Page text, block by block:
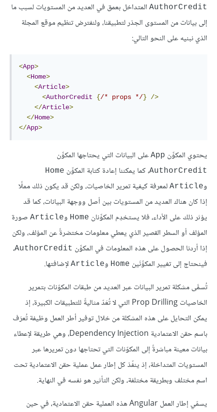
AuthorCredit المتداخل بعمق في العديد من المستويات لسبب ما
إلى بيانات من المستوى الجذر لتطبيقنا، ولنفترض تنظيم موقع المجلة
الذي نبنيه على النحو التالي:
<App>
<Home>
<Article>
<AuthorCredit {/* props */}
/>
</Article>
</Home>
</App>
يحتوي المكوِّن App على البيانات التي يحتاجها المكوِّن
AuthorCredit، كما يمكننا إعادة كتابة المكوِّن Home
وArticle لمعرفة كيفية تمرير الخاصيات، ولكن قد يكون ذلك مملًا
إذا كان هناك العديد من المستويات بين أصل ووجهة البيانات، كما قد
يؤثر ذلك على الأداء، فلا يستخدِم المكوِّنان Home وArticle صورة
المؤلف أو السطر القصير الذي يعطي معلومات مختصَرةً عن المؤلف، ولكن
إذا أردنا الحصول على هذه المعلومات في المكوِّن AuthorCredit،
فينحتاج إلى تغيير المكوِّنَين Home وArticle لإضافتها.
تُسمَّى مشكلة تمرير البيانات عبر العديد من طبقات المكوّنات بتمرير
الخاصيات Prop Drilling التي لا تُعَدّ مثاليةً للتطبيقات الكبيرة، إذ
يمكن التحايل على هذه المشكلة من خلال توفير أطر العمل وظيفة تُعرَف
باسم حقن الاعتمادية Dependency Injection، وهي طريقة لإعطاء
بيانات معينة مباشرةً إلى المكوّنات التي تحتاجها دون تمريرها عبر
المستويات المتداخلة، إذ ينفّذ كل إطار عمل عملية حقن الاعتمادية تحت
اسم مختلف وبطريقة مختلفة، ولكن التأثير هو نفسه في النهاية.
يسمّي إطار العمل Angular هذه العملية حقن الاعتمادية، في حين